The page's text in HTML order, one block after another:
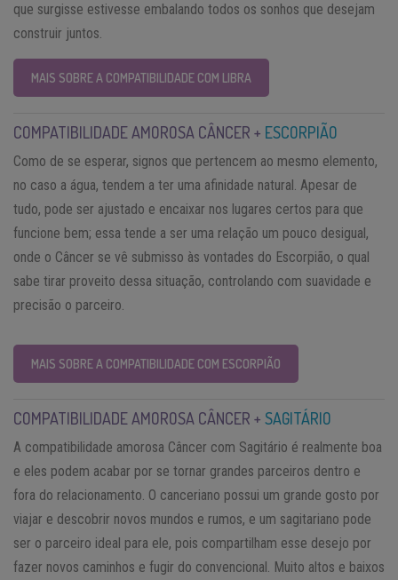
que surgisse estivesse embalando todos os sonhos que desejam
construir juntos.
MAIS SOBRE A COMPATIBILIDADE COM LIBRA
COMPATIBILIDADE AMOROSA CÂNCER + ESCORPIÃO
Como de se esperar, signos que pertencem ao mesmo elemento,
no caso a água, tendem a ter uma afinidade natural. Apesar de
tudo, pode ser ajustado e encaixar nos lugares certos para que
funcione bem; essa tende a ser uma relação um pouco desigual,
onde o Câncer se vê submisso às vontades do Escorpião, o qual
sabe tirar proveito dessa situação, controlando com suavidade e
precisão o parceiro.
MAIS SOBRE A COMPATIBILIDADE COM ESCORPIÃO
COMPATIBILIDADE AMOROSA CÂNCER + SAGITÁRIO
A compatibilidade amorosa Câncer com Sagitário é realmente boa
e eles podem acabar por se tornar grandes parceiros dentro e
fora do relacionamento. O canceriano possui um grande gosto por
viajar e descobrir novos mundos e rumos, e um sagitariano pode
ser o parceiro ideal para ele, pois compartilham esse desejo por
fazer novos caminhos e fugir do convencional. Muito altos e baixos